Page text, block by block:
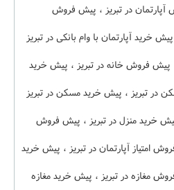
در تبریز ، پیش فروش
خرید آپارتمان با وام بانکی در تبریز
پیش فروش خانه در تبریز ، پیش خرید
در تبریز ، پیش خرید مسکن در تبریز
خرید منزل در تبریز ، پیش فروش
امتیاز آپارتمان در تبریز ، پیش خرید
مغازه در تبریز ، پیش خرید مغازه